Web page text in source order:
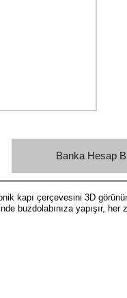
Banka Hesap
kapı çerçevesini 3D
buzdolabınıza yapışır,